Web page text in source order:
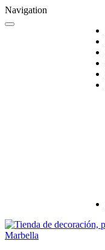
Navigation